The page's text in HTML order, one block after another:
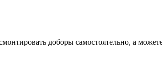
доборы самостоятельно, а можете